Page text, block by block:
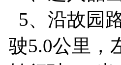
5、沿故园
驶5.0公里，